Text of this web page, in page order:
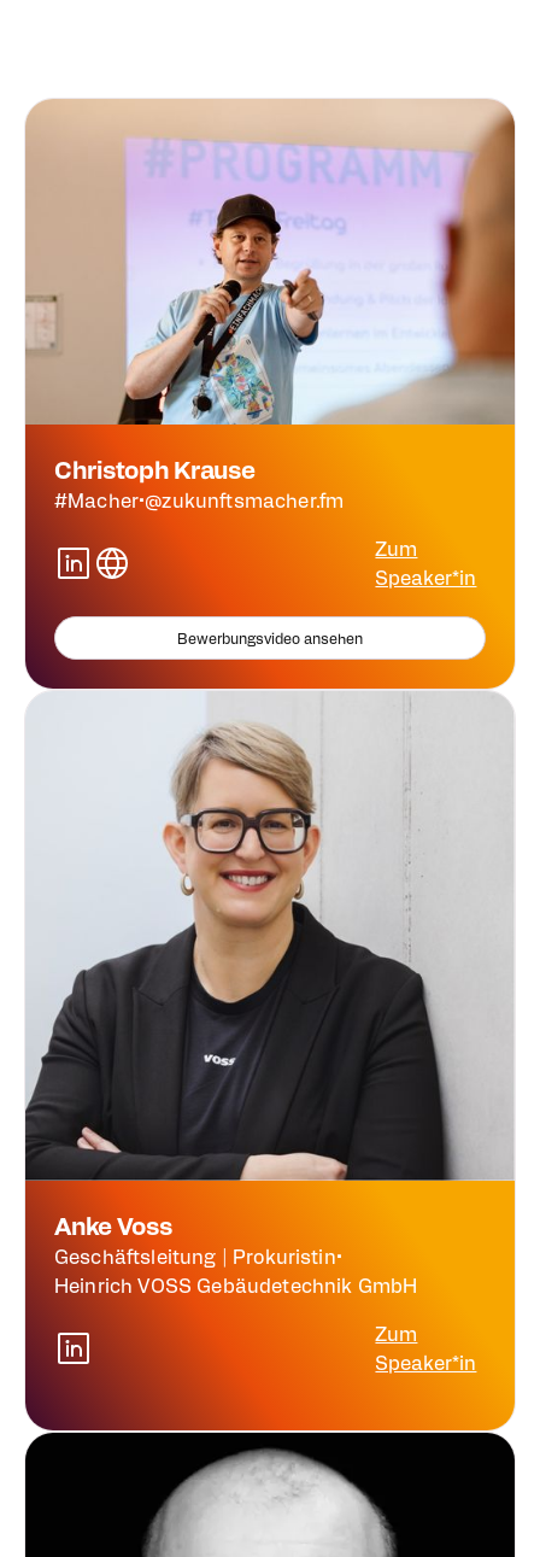
Christoph Krause
#Macher•@zukunftsmacher.fm
Zum
Speaker*in
Bewerbungsvideo ansehen
Anke Voss
Geschäftsleitung | Prokuristin•
Heinrich VOSS Gebäudetechnik GmbH
Zum
Speaker*in